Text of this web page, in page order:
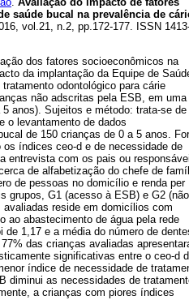
saúde bucal na prevalência de
vol.21, n.2, pp.172-177. ISSN
dos fatores socioeconômicos na
da implantação da Equipe de
odontológico para cárie
não adscritas pela ESB, em uma
anos). Sujeitos e método: trata-se de
o levantamento de dados
de 150 crianças de 0 a 5 anos.
índices ceo-d e de necessidade de
entrevista com os pais ou
de alfabetização do chefe de
de pessoas no domicílio e renda per
grupos, G1 (acesso à ESB) e G2 (não
reside em domicílios com
ao abastecimento de água pela rede
1,17 e a média do número de
das crianças avaliadas
significativas entre o ceo-d
índice de necessidade de
diminui as necessidades de
a crianças com piores índices